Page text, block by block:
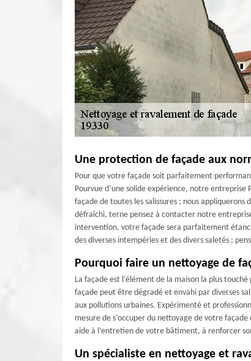
Une protection de façade aux
Pour que votre façade soit parfaitement
Pourvue d’une solide expérience, notre
façade de toutes les salissures ; nous
défraîchi, terne pensez à contacter notre
intervention, votre façade sera parfaitement
des diverses intempéries et des divers saletés ;
Pourquoi faire un nettoyage de
La façade est l’élément de la maison la plus
façade peut être dégradé et envahi par diverses
aux pollutions urbaines. Expérimenté et
mesure de s’occuper du nettoyage de votre
aide à l’entretien de votre bâtiment, à renforcer
Un spécialiste en nettoyage et